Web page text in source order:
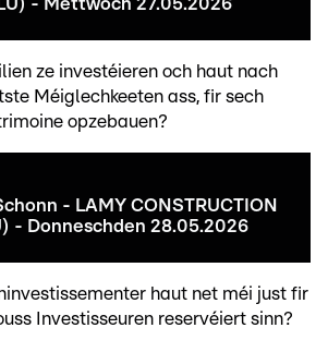
- Mëttwoch 27.05.2026
ze investéieren och haut nach
Méiglechkeeten ass, fir sech
opzebauen?
- LAMY CONSTRUCTION
- Donneschden 28.05.2026
haut net méi just fir
Investisseuren reservéiert sinn?